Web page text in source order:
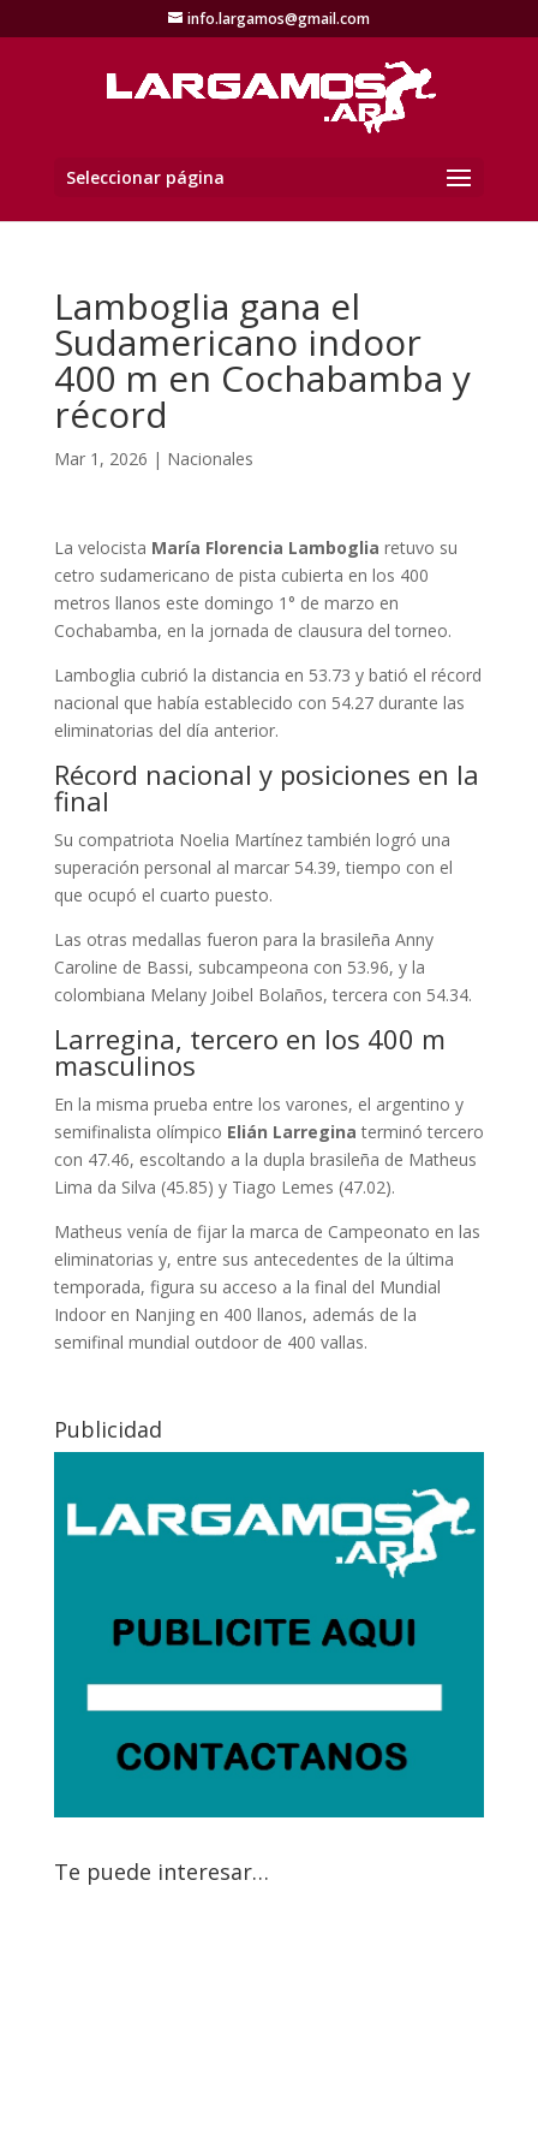
info.largamos@gmail.com
Seleccionar página
Lamboglia gana el
Sudamericano indoor
400 m en Cochabamba y
récord
Mar 1, 2026 | Nacionales
La velocista María Florencia Lamboglia retuvo su
cetro sudamericano de pista cubierta en los 400
metros llanos este domingo 1° de marzo en
Cochabamba, en la jornada de clausura del torneo.
Lamboglia cubrió la distancia en 53.73 y batió el récord
nacional que había establecido con 54.27 durante las
eliminatorias del día anterior.
Récord nacional y posiciones en la
final
Su compatriota Noelia Martínez también logró una
superación personal al marcar 54.39, tiempo con el
que ocupó el cuarto puesto.
Las otras medallas fueron para la brasileña Anny
Caroline de Bassi, subcampeona con 53.96, y la
colombiana Melany Joibel Bolaños, tercera con 54.34.
Larregina, tercero en los 400 m
masculinos
En la misma prueba entre los varones, el argentino y
semifinalista olímpico Elián Larregina terminó tercero
con 47.46, escoltando a la dupla brasileña de Matheus
Lima da Silva (45.85) y Tiago Lemes (47.02).
Matheus venía de fijar la marca de Campeonato en las
eliminatorias y, entre sus antecedentes de la última
temporada, figura su acceso a la final del Mundial
Indoor en Nanjing en 400 llanos, además de la
semifinal mundial outdoor de 400 vallas.
Publicidad
Te puede interesar…